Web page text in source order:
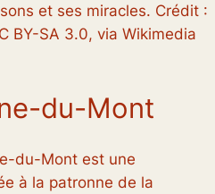
et ses miracles. Crédit :
BY-SA 3.0, via Wikimedia
du-Mont
du-Mont est une
à la patronne de la